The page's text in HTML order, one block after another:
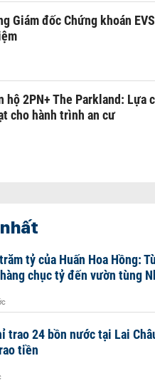
Giám đốc Chứng khoán
hộ 2PN+ The Parkland: Lựa
cho hành trình an cư
tỷ của Huấn Hoa Hồng:
chục tỷ đến vườn tùng
trao 24 bồn nước tại Lai
tiền